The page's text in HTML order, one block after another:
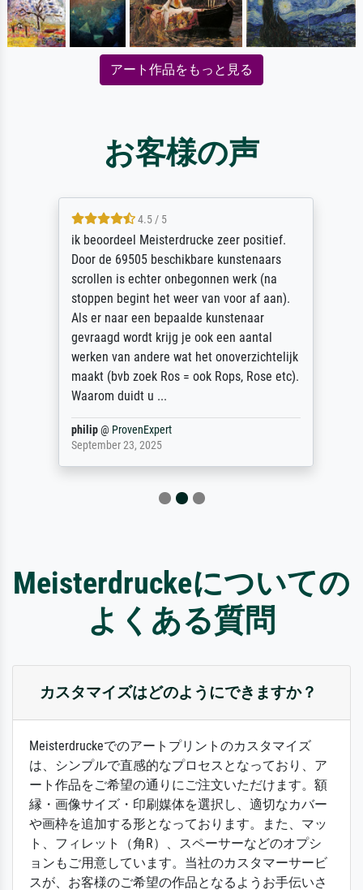
アート作品をもっと見る
お客様の声
4.5 / 5
ik beoordeel Meisterdrucke zeer positief.
Door de 69505 beschikbare kunstenaars
scrollen is echter onbegonnen werk (na
stoppen begint het weer van voor af aan).
Als er naar een bepaalde kunstenaar
gevraagd wordt krijg je ook een aantal
werken van andere wat het onoverzichtelijk
maakt (bvb zoek Ros = ook Rops, Rose etc).
Waarom duidt u ...
philip@ProvenExpert
September 23, 2025
Meisterdruckeについての
よくある質問
カスタマイズはどのようにできますか？
Meisterdruckeでのアートプリントのカスタマイズ
は、シンプルで直感的なプロセスとなっており、ア
ート作品をご希望の通りにご注文いただけます。額
縁・画像サイズ・印刷媒体を選択し、適切なカバー
や画枠を追加する形となっております。また、マッ
ト、フィレット（角R）、スペーサーなどのオプシ
ョンもご用意しています。当社のカスタマーサービ
スが、お客様のご希望の作品となるようお手伝いさ